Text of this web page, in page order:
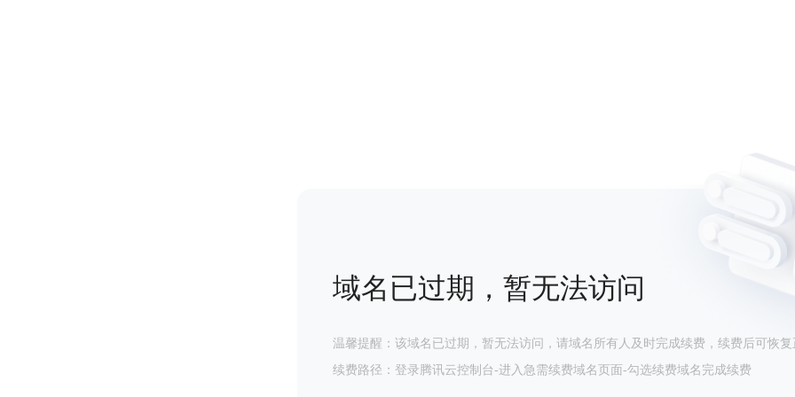
域名已过期，暂无法访问
温馨提醒：该域名已过期，暂无法访问，请域名所有人及时完成续费，续费后可恢复
续费路径：登录腾讯云控制台-进入急需续费域名页面-勾选续费域名完成续费